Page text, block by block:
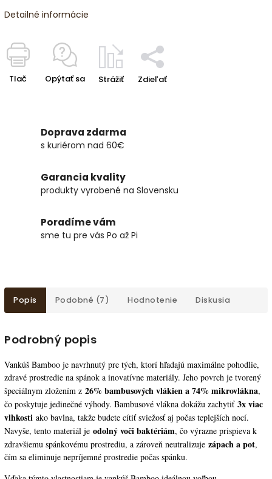
Detailné informácie
Tlač Opýtať sa Strážiť Zdieľať
Doprava zdarma
s kuriérom nad 60€
Garancia kvality
produkty vyrobené na Slovensku
Poradíme vám
sme tu pre vás Po až Pi
Popis Podobné (7) Hodnotenie Diskusia
Podrobný popis
Vankúš Bamboo je navrhnutý pre tých, ktorí hľadajú maximálne pohodlie,
zdravé prostredie na spánok a inovatívne materiály. Jeho povrch je tvorený
špeciálnym zložením z 26% bambusových vlákien a 74% mikrovlákna,
čo poskytuje jedinečné výhody. Bambusové vlákna dokážu zachytiť 3x viac
vlhkosti ako bavlna, takže budete cítiť sviežosť aj počas teplejších nocí.
Navyše, tento materiál je odolný voči baktériám, čo výrazne prispieva k
zdravšiemu spánkovému prostrediu, a zároveň neutralizuje zápach a pot,
čím sa eliminuje nepríjemné prostredie počas spánku.